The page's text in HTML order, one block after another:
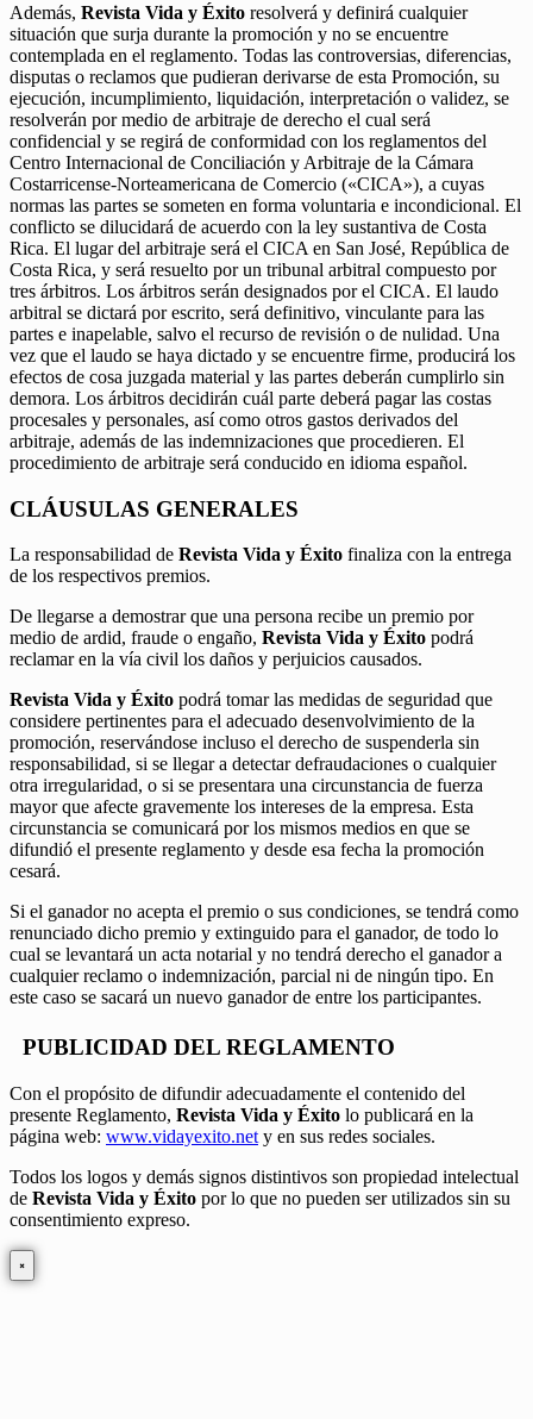
Además, Revista Vida y Éxito resolverá y definirá cualquier
situación que surja durante la promoción y no se encuentre
contemplada en el reglamento. Todas las controversias, diferencias,
disputas o reclamos que pudieran derivarse de esta Promoción, su
ejecución, incumplimiento, liquidación, interpretación o validez, se
resolverán por medio de arbitraje de derecho el cual será
confidencial y se regirá de conformidad con los reglamentos del
Centro Internacional de Conciliación y Arbitraje de la Cámara
Costarricense-Norteamericana de Comercio («CICA»), a cuyas
normas las partes se someten en forma voluntaria e incondicional. El
conflicto se dilucidará de acuerdo con la ley sustantiva de Costa
Rica. El lugar del arbitraje será el CICA en San José, República de
Costa Rica, y será resuelto por un tribunal arbitral compuesto por
tres árbitros. Los árbitros serán designados por el CICA. El laudo
arbitral se dictará por escrito, será definitivo, vinculante para las
partes e inapelable, salvo el recurso de revisión o de nulidad. Una
vez que el laudo se haya dictado y se encuentre firme, producirá los
efectos de cosa juzgada material y las partes deberán cumplirlo sin
demora. Los árbitros decidirán cuál parte deberá pagar las costas
procesales y personales, así como otros gastos derivados del
arbitraje, además de las indemnizaciones que procedieren. El
procedimiento de arbitraje será conducido en idioma español.
CLÁUSULAS GENERALES
La responsabilidad de Revista Vida y Éxito finaliza con la entrega
de los respectivos premios.
De llegarse a demostrar que una persona recibe un premio por
medio de ardid, fraude o engaño, Revista Vida y Éxito podrá
reclamar en la vía civil los daños y perjuicios causados.
Revista Vida y Éxito podrá tomar las medidas de seguridad que
considere pertinentes para el adecuado desenvolvimiento de la
promoción, reservándose incluso el derecho de suspenderla sin
responsabilidad, si se llegar a detectar defraudaciones o cualquier
otra irregularidad, o si se presentara una circunstancia de fuerza
mayor que afecte gravemente los intereses de la empresa. Esta
circunstancia se comunicará por los mismos medios en que se
difundió el presente reglamento y desde esa fecha la promoción
cesará.
Si el ganador no acepta el premio o sus condiciones, se tendrá como
renunciado dicho premio y extinguido para el ganador, de todo lo
cual se levantará un acta notarial y no tendrá derecho el ganador a
cualquier reclamo o indemnización, parcial ni de ningún tipo. En
este caso se sacará un nuevo ganador de entre los participantes.
PUBLICIDAD DEL REGLAMENTO
Con el propósito de difundir adecuadamente el contenido del
presente Reglamento, Revista Vida y Éxito lo publicará en la
página web: www.vidayexito.net y en sus redes sociales.
Todos los logos y demás signos distintivos son propiedad intelectual
de Revista Vida y Éxito por lo que no pueden ser utilizados sin su
consentimiento expreso.
×